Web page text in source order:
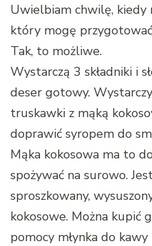
Uwielbiam chwilę, kiedy
który mogę
Tak, to możliwe.
Wystarczą 3 składniki i
deser gotowy.
truskawki z mąką
doprawić syropem do
Mąka kokosowa ma to
spożywać na surowo.
sproszkowany,
kokosowe. Można kupić
pomocy młynka do